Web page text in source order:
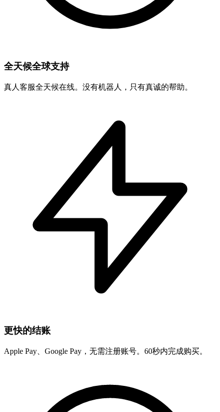
全天候全球支持
真人客服全天候在线。没有机器人，只有真诚的帮助。
更快的结账
Apple Pay、Google Pay，无需注册账号。60秒内完成购买。